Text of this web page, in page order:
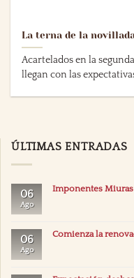
La terna de la
Acartelados en la
llegan con las
ÚLTIMAS ENTRADAS
06
Ago
Imponentes Miuras
06
Ago
Comienza la